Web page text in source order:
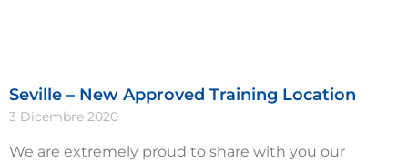
Seville – New Approved Training Location
3 Dicembre 2020
We are extremely proud to share with you our